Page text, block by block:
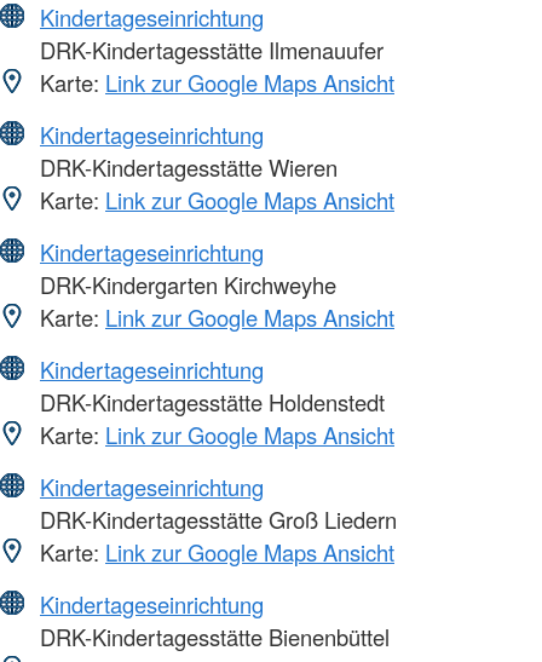
Kindertageseinrichtung
DRK-Kindertagesstätte Ilmenauufer
Karte: Link zur Google Maps Ansicht
Kindertageseinrichtung
DRK-Kindertagesstätte Wieren
Karte: Link zur Google Maps Ansicht
Kindertageseinrichtung
DRK-Kindergarten Kirchweyhe
Karte: Link zur Google Maps Ansicht
Kindertageseinrichtung
DRK-Kindertagesstätte Holdenstedt
Karte: Link zur Google Maps Ansicht
Kindertageseinrichtung
DRK-Kindertagesstätte Groß Liedern
Karte: Link zur Google Maps Ansicht
Kindertageseinrichtung
DRK-Kindertagesstätte Bienenbüttel